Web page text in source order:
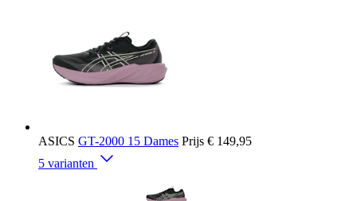
ASICS GT-2000 15 Dames Prijs € 149,95
5 varianten